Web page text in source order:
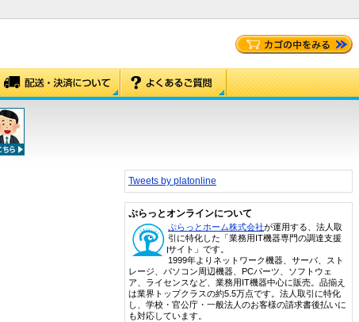
Tweets by platonline
ぷらっとオンラインについて
ぷらっとホーム株式会社が運用する、法人取
引に特化した「業務用IT機器専門の調達支援
サイト」です。
1999年よりネットワーク機器、サーバ、スト
レージ、パソコン周辺機器、PCパーツ、ソフトウェ
ア、ライセンスなど、業務用IT機器中心に販売。品揃え
は業界トップクラスの約5.5万点です。法人取引に特化
し、学校・官公庁・一般法人のお客様の請求書後払いに
も対応しています。